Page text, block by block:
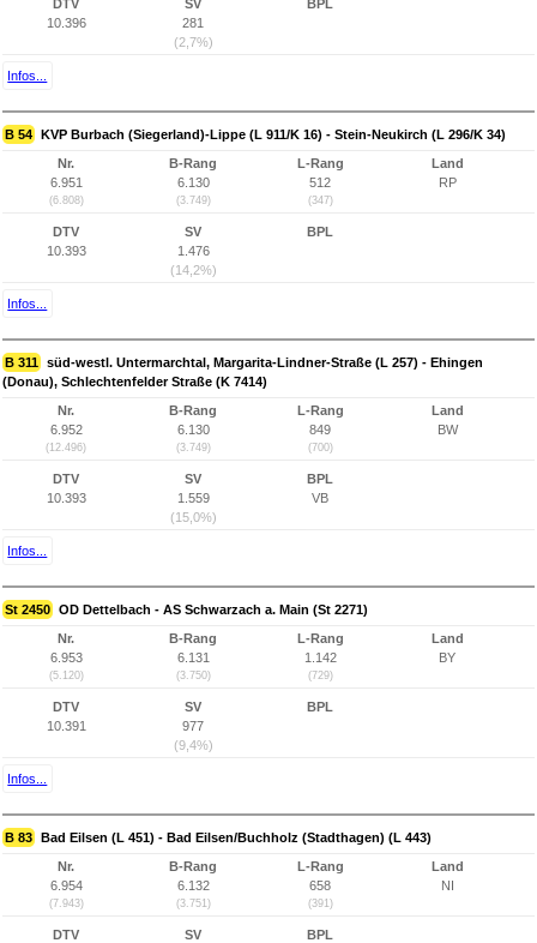
DTV
10.396
SV
281
(2,7%)
BPL
Infos...
B 54 KVP Burbach (Siegerland)-Lippe (L 911/K 16) - Stein-Neukirch (L 296/K 34)
Nr.
6.951
(6.808)
B-Rang
6.130
(3.749)
L-Rang
512
(347)
Land
RP
DTV
10.393
SV
1.476
(14,2%)
BPL
Infos...
B 311 süd-westl. Untermarchtal, Margarita-Lindner-Straße (L 257) - Ehingen
(Donau), Schlechtenfelder Straße (K 7414)
Nr.
6.952
(12.496)
B-Rang
6.130
(3.749)
L-Rang
849
(700)
Land
BW
DTV
10.393
SV
1.559
(15,0%)
BPL
VB
Infos...
St 2450 OD Dettelbach - AS Schwarzach a. Main (St 2271)
Nr.
6.953
(5.120)
B-Rang
6.131
(3.750)
L-Rang
1.142
(729)
Land
BY
DTV
10.391
SV
977
(9,4%)
BPL
Infos...
B 83 Bad Eilsen (L 451) - Bad Eilsen/Buchholz (Stadthagen) (L 443)
Nr.
6.954
(7.943)
B-Rang
6.132
(3.751)
L-Rang
658
(391)
Land
NI
DTV
SV
BPL